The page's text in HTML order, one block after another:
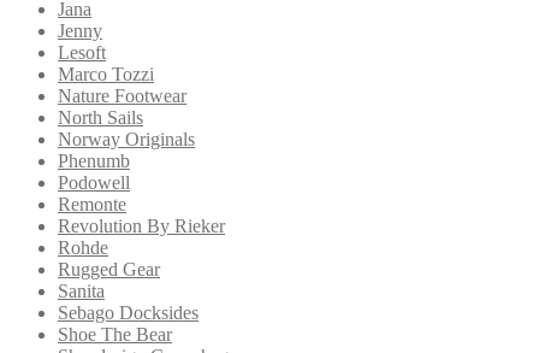
Jana
Jenny
Lesoft
Marco Tozzi
Nature Footwear
North Sails
Norway Originals
Phenumb
Podowell
Remonte
Revolution By Rieker
Rohde
Rugged Gear
Sanita
Sebago Docksides
Shoe The Bear